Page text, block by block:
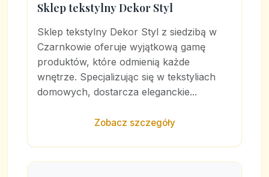
Sklep tekstylny Dekor Styl
Sklep tekstylny Dekor Styl z siedzibą w
Czarnkowie oferuje wyjątkową gamę
produktów, które odmienią każde
wnętrze. Specjalizując się w tekstyliach
domowych, dostarcza eleganckie...
Zobacz szczegóły